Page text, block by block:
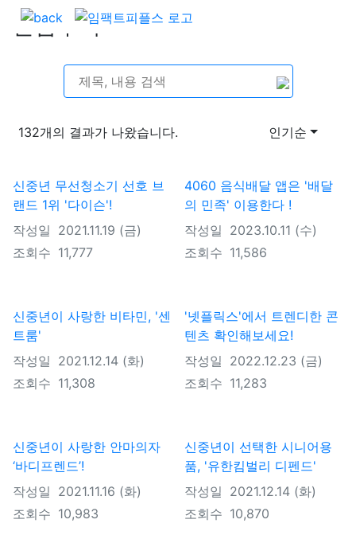
별점주기
132개의 결과가 나왔습니다. 인기순
신중년 무선청소기 선호 브
랜드 1위 '다이슨'!
작성일 2021.11.19 (금)
조회수 11,777
4060 음식배달 앱은 '배달
의 민족' 이용한다 !
작성일 2023.10.11 (수)
조회수 11,586
신중년이 사랑한 비타민, '센
트룸'
작성일 2021.12.14 (화)
조회수 11,308
'넷플릭스'에서 트렌디한 콘
텐츠 확인해보세요!
작성일 2022.12.23 (금)
조회수 11,283
신중년이 사랑한 안마의자
‘바디프렌드’!
작성일 2021.11.16 (화)
조회수 10,983
신중년이 선택한 시니어용
품, '유한킴벌리 디펜드'
작성일 2021.12.14 (화)
조회수 10,870